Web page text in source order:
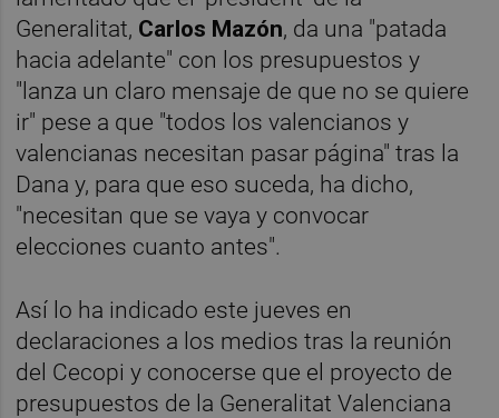
Generalitat, Carlos Mazón, da una "patada
hacia adelante" con los presupuestos y
"lanza un claro mensaje de que no se quiere
ir" pese a que "todos los valencianos y
valencianas necesitan pasar página" tras la
Dana y, para que eso suceda, ha dicho,
"necesitan que se vaya y convocar
elecciones cuanto antes".
Así lo ha indicado este jueves en
declaraciones a los medios tras la reunión
del Cecopi y conocerse que el proyecto de
presupuestos de la Generalitat Valenciana